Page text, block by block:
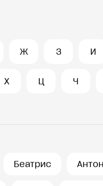
Ж З И
Х Ц Ч
Беатрис